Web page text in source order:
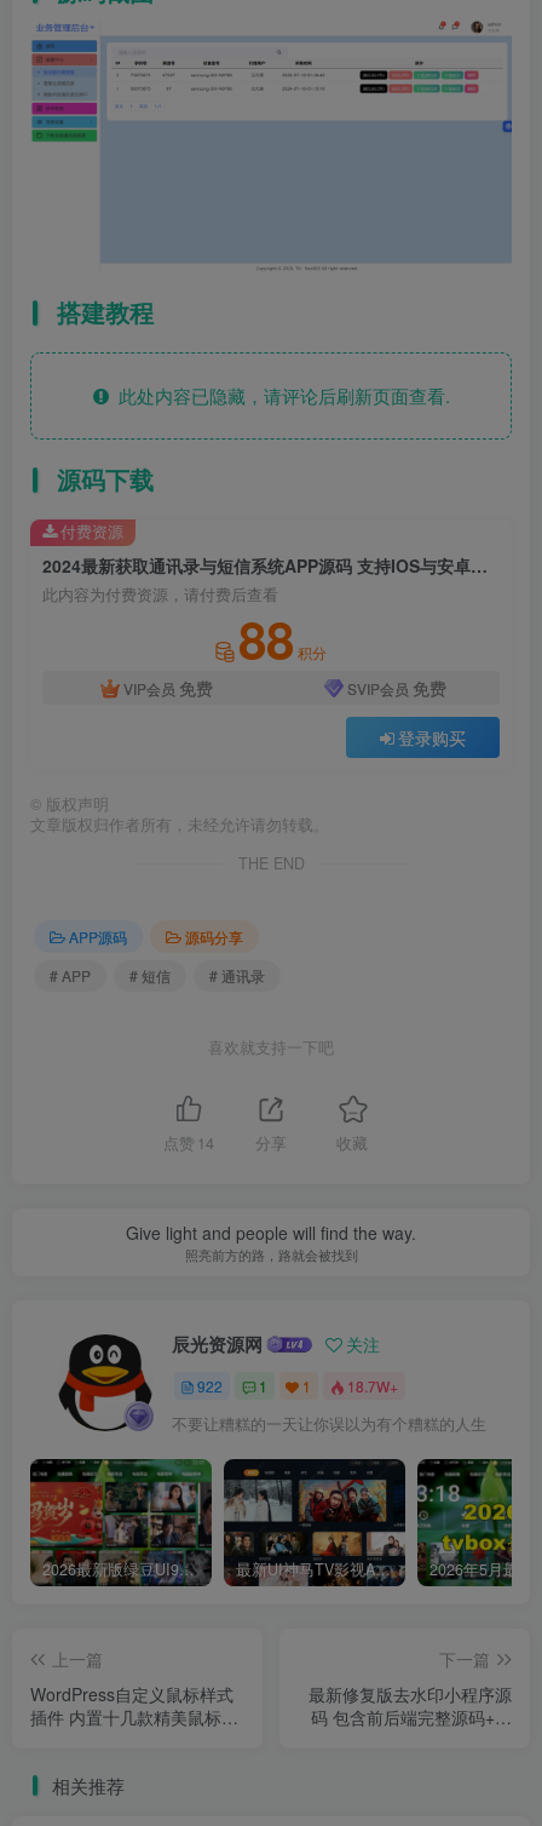
搭建教程
此处内容已隐藏，请评论后刷新页面查看.
源码下载
2024最新获取通讯录与短信系统APP源码 支持IOS与安卓双端
此内容为付费资源，请付费后查看
88 积分
VIP会员 免费 SVIP会员 免费
登录购买
付费资源
© 版权声明
文章版权归作者所有，未经允许请勿转载。
THE END
APP源码
源码分享
# APP
# 短信 # 通讯录
喜欢就支持一下吧
点赞 14 分享 收藏
Give light and people will find the way.
照亮前方的路，路就会被找到
辰光资源网 关注
922 1 1 18.7W+
不要让糟糕的一天让你误以为有个糟糕的人生
2026最新版绿豆UI9双端影视APP源码 最新UI神马TV影视APP源码 乐檬影视苹果CMS后台 包含前后端源码
上一篇
WordPress自定义鼠标样式
插件 内置十几款精美鼠标指
下一篇
最新修复版去水印小程序源
码 包含前后端完整源码+内
相关推荐